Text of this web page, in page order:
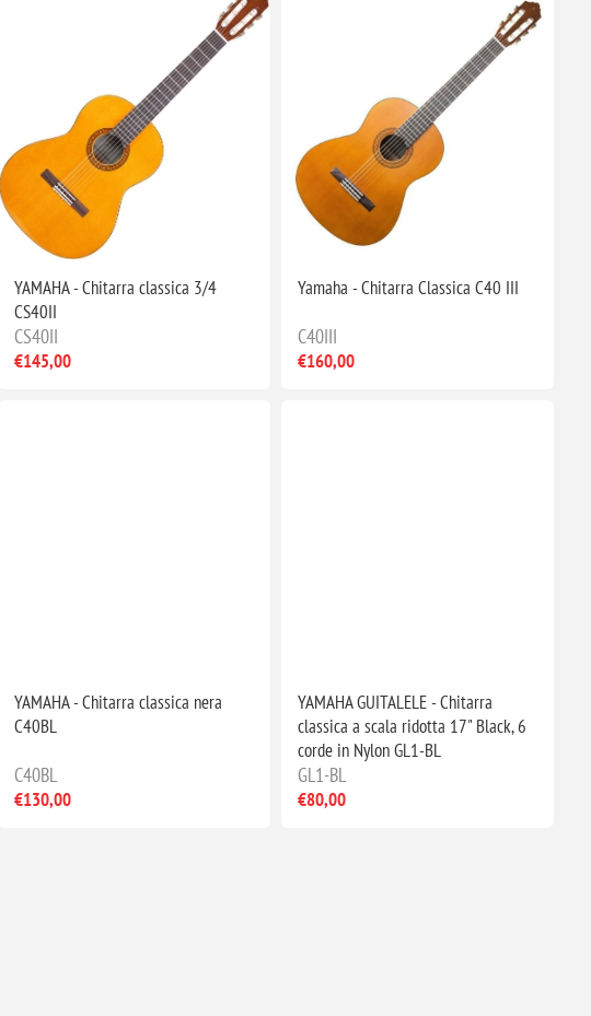
YAMAHA - Chitarra classica 3/4
CS40II
CS40II
€145,00
Yamaha - Chitarra Classica C40 III
C40III
€160,00
YAMAHA - Chitarra classica nera
C40BL
C40BL
€130,00
YAMAHA GUITALELE - Chitarra
classica a scala ridotta 17" Black, 6
corde in Nylon GL1-BL
GL1-BL
€80,00